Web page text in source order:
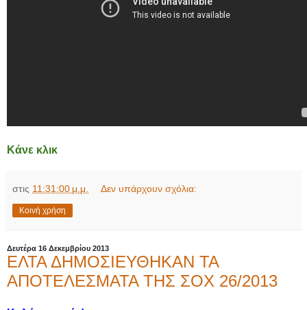
Κάνε κλικ
στις 11:31:00 μ.μ. Δεν υπάρχουν σχόλια:
Κοινή χρήση
Δευτέρα 16 Δεκεμβρίου 2013
ΕΛΤΑ ΔΗΜΟΣΙΕΥΘΗΚΑΝ ΤΑ
ΑΠΟΤΕΛΕΣΜΑΤΑ ΤΗΣ ΣΟΧ 26/2013